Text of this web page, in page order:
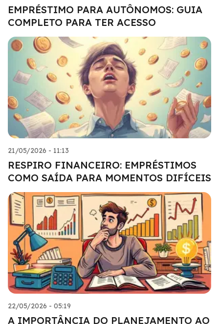
EMPRÉSTIMO PARA AUTÔNOMOS: GUIA
COMPLETO PARA TER ACESSO
21/05/2026 - 11:13
RESPIRO FINANCEIRO: EMPRÉSTIMOS
COMO SAÍDA PARA MOMENTOS DIFÍCEIS
22/05/2026 - 05:19
A IMPORTÂNCIA DO PLANEJAMENTO AO